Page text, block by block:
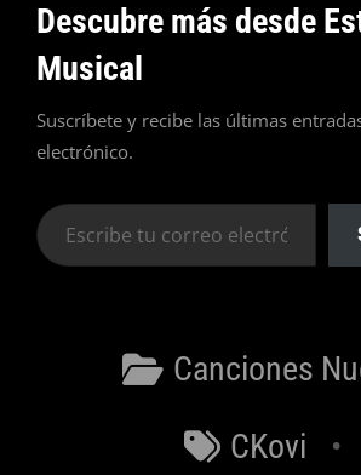
Descubre más desde
Musical
Suscríbete y recibe las últimas
electrónico.
Escribe
tu
Categorías
Canciones
Etiquetas
CKovi